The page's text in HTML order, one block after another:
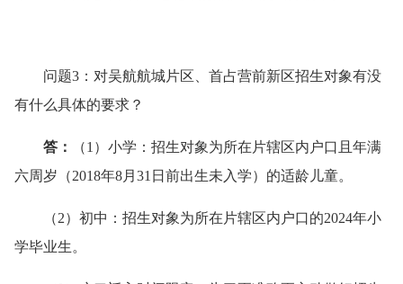
问题3：对吴航航城片区、首占营前新区招生对象有没
有什么具体的要求？
答 ：
（1）小学：招生对象为所在片辖区内户口且年满
六周岁（2018年8月31日前出生未入学）的适龄儿童。
（2）初中：招生对象为所在片辖区内户口的2024年小
学毕业生。